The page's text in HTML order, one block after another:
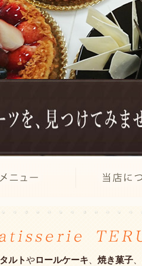
タルトやロールケーキ、 焼き菓子、